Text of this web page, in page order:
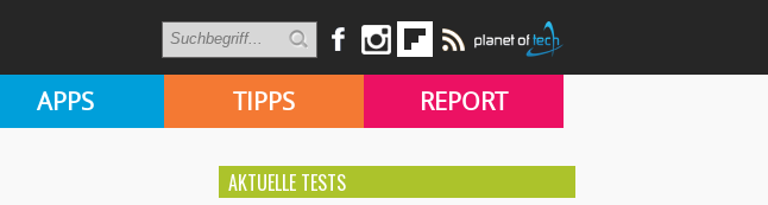
APPS TIPPS REPORT
AKTUELLE TESTS